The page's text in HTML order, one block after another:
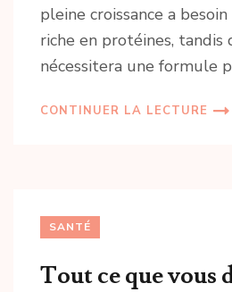
pleine croissance a
riche en protéines, tandis
nécessitera une formule
CONTINUER LA LECTURE
SANTÉ
Tout ce que vous